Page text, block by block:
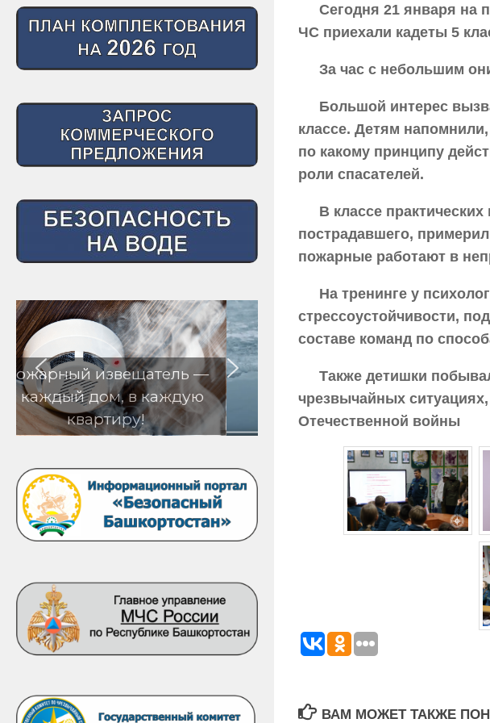
Сегодня 21 января на
ЧС приехали кадеты 5
За час с небольшим
Большой интерес
классе. Детям
по какому принципу
роли спасателей.
В классе
пострадавшего,
пожарные работают в
На тренинге у
стрессоустойчивости,
составе команд по
Также детишки
чрезвычайных
Отечественной войны
ВАМ МОЖЕТ ТАКЖЕ
—